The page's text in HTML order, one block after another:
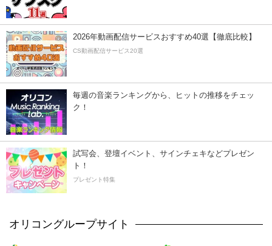
2026年動画配信サービスおすすめ40選【徹底比較】
CS動画配信サービス20選
毎週の音楽ランキングから、ヒットの推移をチェッ
ク！
試写会、登壇イベント、サインチェキなどプレゼン
ト！
プレゼント特集
オリコングループサイト